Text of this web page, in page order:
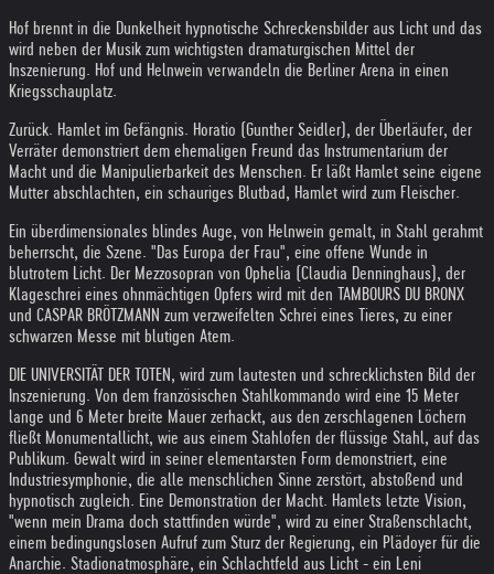
Hof brennt in die Dunkelheit hypnotische Schreckensbilder aus Licht und das
wird neben der Musik zum wichtigsten dramaturgischen Mittel der
Inszenierung. Hof und Helnwein verwandeln die Berliner Arena in einen
Kriegsschauplatz.
Zurück. Hamlet im Gefängnis. Horatio (Gunther Seidler), der Überläufer, der
Verräter demonstriert dem ehemaligen Freund das Instrumentarium der
Macht und die Manipulierbarkeit des Menschen. Er läßt Hamlet seine eigene
Mutter abschlachten, ein schauriges Blutbad, Hamlet wird zum Fleischer.
Ein überdimensionales blindes Auge, von Helnwein gemalt, in Stahl gerahmt
beherrscht, die Szene. "Das Europa der Frau", eine offene Wunde in
blutrotem Licht. Der Mezzosopran von Ophelia (Claudia Denninghaus), der
Klageschrei eines ohnmächtigen Opfers wird mit den TAMBOURS DU BRONX
und CASPAR BRÖTZMANN zum verzweifelten Schrei eines Tieres, zu einer
schwarzen Messe mit blutigen Atem.
DIE UNIVERSITÄT DER TOTEN, wird zum lautesten und schrecklichsten Bild der
Inszenierung. Von dem französischen Stahlkommando wird eine 15 Meter
lange und 6 Meter breite Mauer zerhackt, aus den zerschlagenen Löchern
fließt Monumentallicht, wie aus einem Stahlofen der flüssige Stahl, auf das
Publikum. Gewalt wird in seiner elementarsten Form demonstriert, eine
Industriesymphonie, die alle menschlichen Sinne zerstört, abstoßend und
hypnotisch zugleich. Eine Demonstration der Macht. Hamlets letzte Vision,
"wenn mein Drama doch stattfinden würde", wird zu einer Straßenschlacht,
einem bedingungslosen Aufruf zum Sturz der Regierung, ein Plädoyer für die
Anarchie. Stadionatmosphäre, ein Schlachtfeld aus Licht - ein Leni